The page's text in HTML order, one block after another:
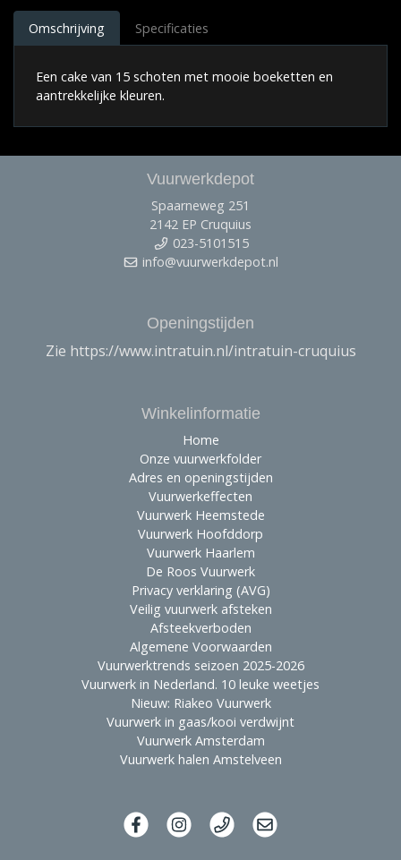
Omschrijving Specificaties
Een cake van 15 schoten met mooie boeketten en
aantrekkelijke kleuren.
Vuurwerkdepot
Spaarneweg 251
2142 EP Cruquius
023-5101515
info@vuurwerkdepot.nl
Openingstijden
Zie https://www.intratuin.nl/intratuin-cruquius
Winkelinformatie
Home
Onze vuurwerkfolder
Adres en openingstijden
Vuurwerkeffecten
Vuurwerk Heemstede
Vuurwerk Hoofddorp
Vuurwerk Haarlem
De Roos Vuurwerk
Privacy verklaring (AVG)
Veilig vuurwerk afsteken
Afsteekverboden
Algemene Voorwaarden
Vuurwerktrends seizoen 2025-2026
Vuurwerk in Nederland. 10 leuke weetjes
Nieuw: Riakeo Vuurwerk
Vuurwerk in gaas/kooi verdwijnt
Vuurwerk Amsterdam
Vuurwerk halen Amstelveen